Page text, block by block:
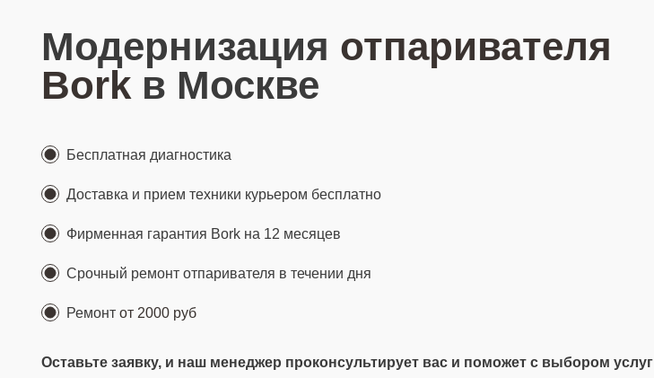
Модернизация отпаривателя
Bork в Москве
Бесплатная диагностика
Доставка и прием техники курьером бесплатно
Фирменная гарантия Bork на 12 месяцев
Срочный ремонт отпаривателя в течении дня
Ремонт от 2000 руб
Оставьте заявку, и наш менеджер проконсультирует вас и поможет с выбором услуг